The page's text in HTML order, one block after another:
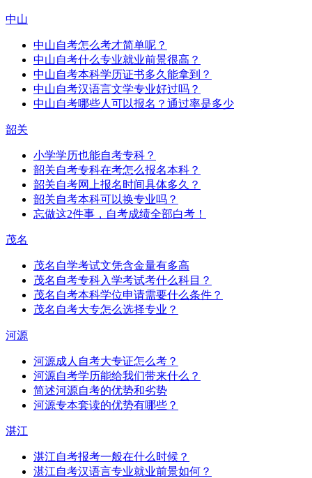
中山
中山自考怎么考才简单呢？
中山自考什么专业就业前景很高？
中山自考本科学历证书多久能拿到？
中山自考汉语言文学专业好过吗？
中山自考哪些人可以报名？通过率是多少
韶关
小学学历也能自考专科？
韶关自考专科在考怎么报名本科？
韶关自考网上报名时间具体多久？
韶关自考本科可以换专业吗？
忘做这2件事，自考成绩全部白考！
茂名
茂名自学考试文凭含金量有多高
茂名自考专科入学考试考什么科目？
茂名自考本科学位申请需要什么条件？
茂名自考大专怎么选择专业？
河源
河源成人自考大专证怎么考？
河源自考学历能给我们带来什么？
简述河源自考的优势和劣势
河源专本套读的优势有哪些？
湛江
湛江自考报考一般在什么时候？
湛江自考汉语言专业就业前景如何？